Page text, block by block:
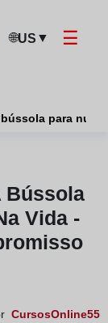
🌐US ▼ ☰
para
Bússola
Vida -
CursosOnline55